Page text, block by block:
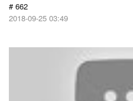
# 662
2018-09-25 03:49